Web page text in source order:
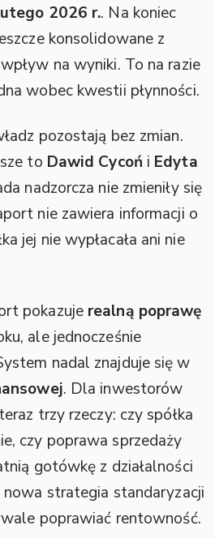
2026 r.. Na koniec
konsolidowane z
na wyniki. To na razie
wobec kwestii płynności.
pozostają bez zmian.
to Dawid Cycoń i Edyta
nadzorcza nie zmieniły się
nie zawiera informacji o
jej nie wypłacała ani nie
pokazuje realną poprawę
ale jednocześnie
nadal znajduje się w
. Dla inwestorów
trzy rzeczy: czy spółka
czy poprawa sprzedaży
gotówkę z działalności
nowa strategia standaryzacji
poprawiać rentowność.